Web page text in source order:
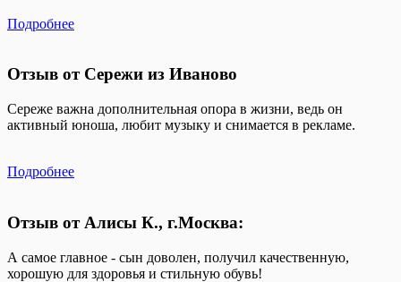
Подробнее
Отзыв от Сережи из Иваново
Сереже важна дополнительная опора в жизни, ведь он
активный юноша, любит музыку и снимается в рекламе.
Подробнее
Отзыв от Алисы К., г.Москва:
А самое главное - сын доволен, получил качественную,
хорошую для здоровья и стильную обувь!